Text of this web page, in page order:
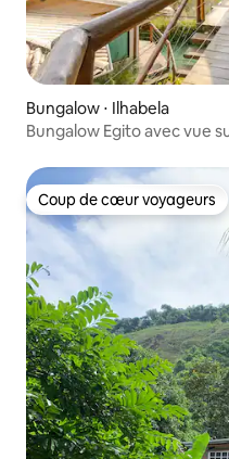
Bungalow ⋅ Ilhabela
Bungalow Egito avec vue
Coup de cœur voyageurs
Coup de cœur voyageurs